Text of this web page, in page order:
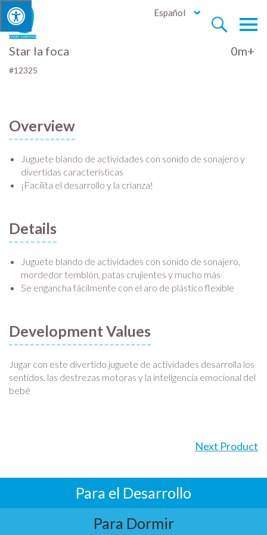


Español
Star la foca
#12325
0m+
Overview
Juguete blando de actividades con sonido de sonajero y
divertidas características
¡Facilita el desarrollo y la crianza!
Details
Juguete blando de actividades con sonido de sonajero,
mordedor temblón, patas crujientes y mucho más
Se engancha fácilmente con el aro de plástico flexible
Development Values
Jugar con este divertido juguete de actividades desarrolla los
sentidos, las destrezas motoras y la inteligencia emocional del
bebé
Next Product
Para el Desarrollo
Para Dormir